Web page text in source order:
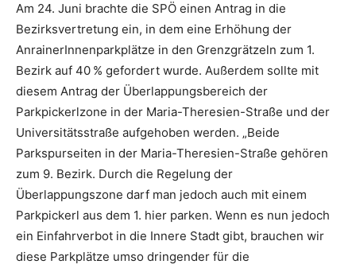
Am 24. Juni brachte die SPÖ einen Antrag in die
Bezirksvertretung ein, in dem eine Erhöhung der
AnrainerInnenparkplätze in den Grenzgrätzeln zum 1.
Bezirk auf 40 % gefordert wurde. Außerdem sollte mit
diesem Antrag der Überlappungs­bereich der
Parkpickerlzone in der Maria-Theresien-Straße und der
Universitätsstraße aufgehoben werden. „Beide
Parkspurseiten in der Maria-Theresien-Straße ­gehören
zum 9. Bezirk. Durch die Regelung der
Überlappungszone darf man jedoch auch mit einem
Parkpickerl aus dem 1. hier parken. Wenn es nun jedoch
ein Einfahrverbot in die ­Innere Stadt gibt, brauchen wir
diese Parkplätze umso dringender für die